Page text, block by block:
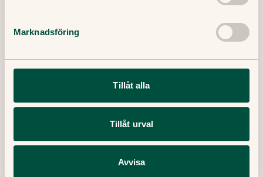
Marknadsföring
Tillåt alla
Tillåt urval
Avvisa
Leg läkare, specialist i allmänmedicin
Publicerat datum:
19 September, 2023
Senaste artiklar